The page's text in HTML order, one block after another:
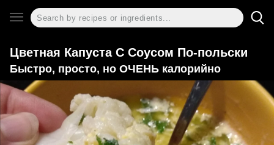
Цветная Капуста С Соусом По-польски
Быстро, просто, но ОЧЕНЬ калорийно